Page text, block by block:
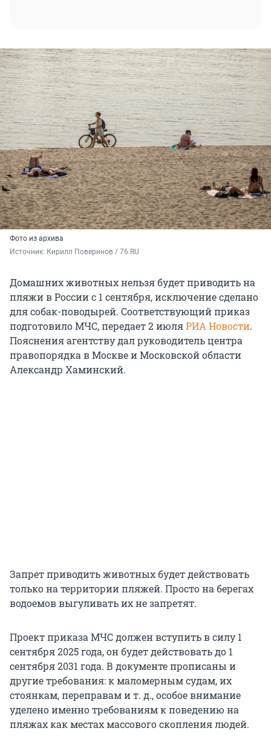
Фото из архива
Источник: Кирилл Поверинов / 76.RU
Домашних животных нельзя будет приводить на
пляжи в России с 1 сентября, исключение сделано
для собак-поводырей. Соответствующий приказ
подготовило МЧС, передает 2 июляРИА Новости.
Пояснения агентству дал руководитель центра
правопорядка в Москве и Московской области
Александр Хаминский.
Запрет приводить животных будет действовать
только на территории пляжей. Просто на берегах
водоемов выгуливать их не запретят.
Проект приказа МЧС должен вступить в силу 1
сентября 2025 года, он будет действовать до 1
сентября 2031 года. В документе прописаны и
другие требования: к маломерным судам, их
стоянкам, переправам и т. д., особое внимание
уделено именно требованиям к поведению на
пляжах как местах массового скопления людей.